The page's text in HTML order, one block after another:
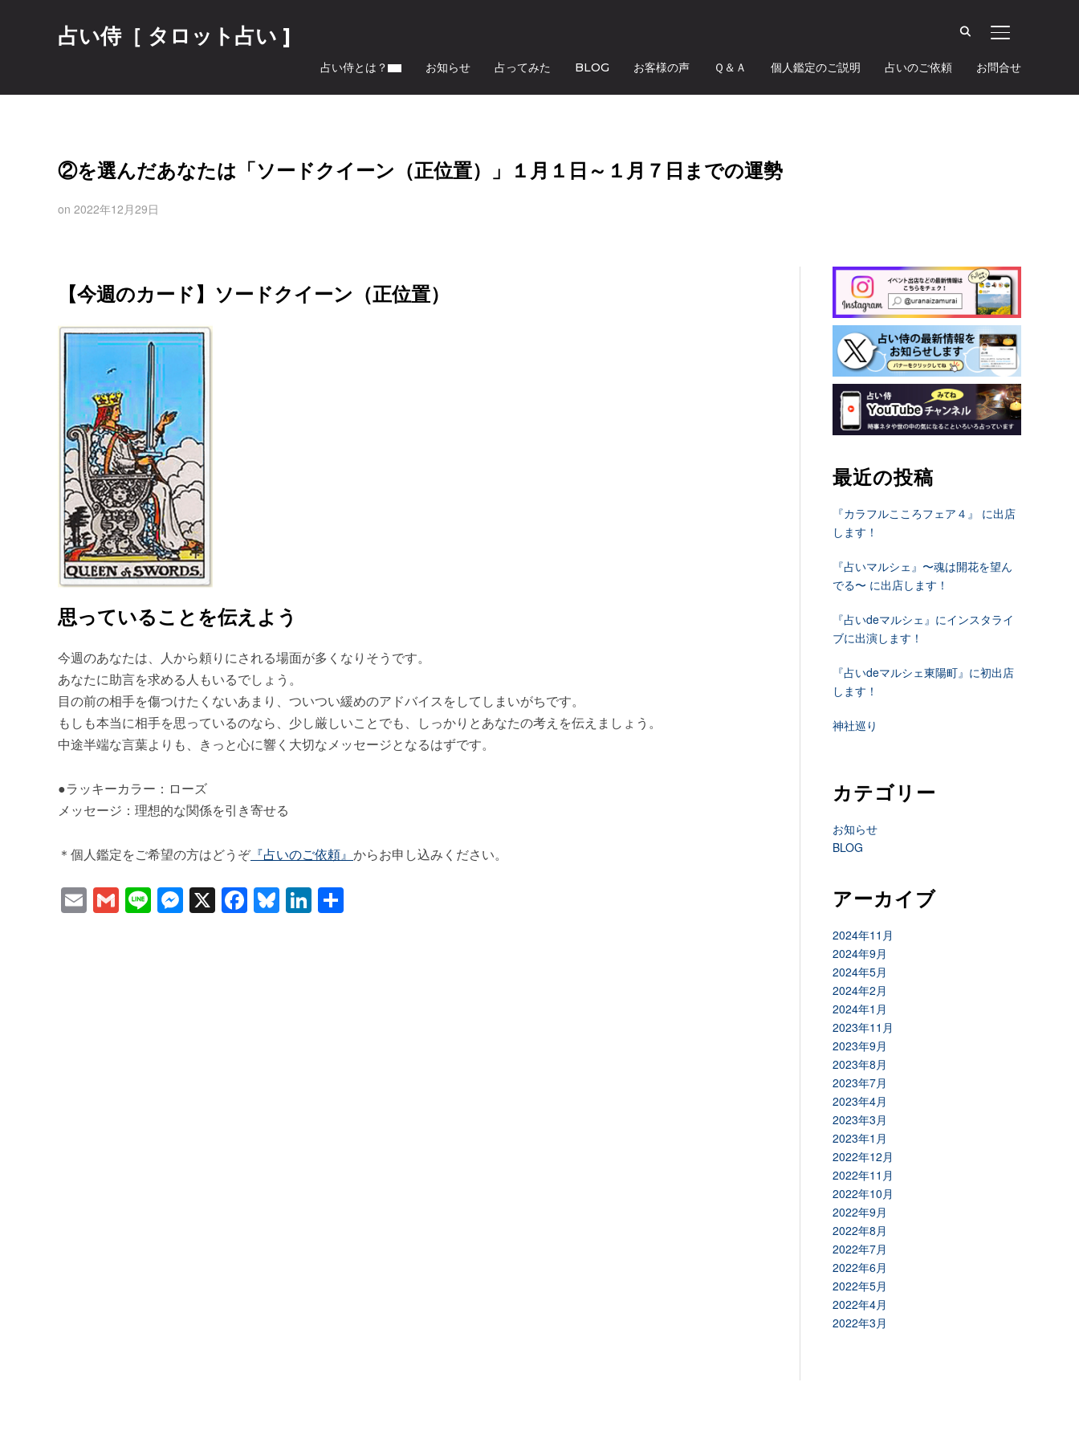
占い侍［ タロット占い ] サイドバーと
占い侍とは？ お知らせ 占ってみた BLOG お客様の声 Ｑ＆Ａ 個人鑑定のご説明 占いのご依頼 お問合せ
②を選んだあなたは「ソードクイーン（正位置）」１月１日～１月７日までの運勢
on 2022年12月29日
【今週のカード】ソードクイーン（正位置）
思っていることを伝えよう
今週のあなたは、人から頼りにされる場面が多くなりそうです。
あなたに助言を求める人もいるでしょう。
目の前の相手を傷つけたくないあまり、ついつい緩めのアドバイスをしてしまいがちです。
もしも本当に相手を思っているのなら、少し厳しいことでも、しっかりとあなたの考えを伝えましょう。
中途半端な言葉よりも、きっと心に響く大切なメッセージとなるはずです。
●ラッキーカラー：ローズ
メッセージ：理想的な関係を引き寄せる
＊個人鑑定をご希望の方はどうぞ『占いのご依頼』 からお申し込みください。
EmailGmail
LineMessenger
X Facebook
BlueskyLinkedIn
最近の投稿
『カラフルこころフェア４』 に出店
します！
『占いマルシェ』〜魂は開花を望ん
でる〜 に出店します！
『占いdeマルシェ』にインスタライ
ブに出演します！
『占いdeマルシェ東陽町』に初出店
します！
神社巡り
カテゴリー
お知らせ
BLOG
アーカイブ
2024年11月
2024年9月
2024年5月
2024年2月
2024年1月
2023年11月
2023年9月
2023年8月
2023年7月
2023年4月
2023年3月
2023年1月
2022年12月
2022年11月
2022年10月
2022年9月
2022年8月
2022年7月
2022年6月
2022年5月
2022年4月
2022年3月